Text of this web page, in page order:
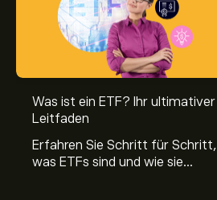
Was ist ein ETF? Ihr ultimativer
Leitfaden
Erfahren Sie Schritt für Schritt,
was ETFs sind und wie sie